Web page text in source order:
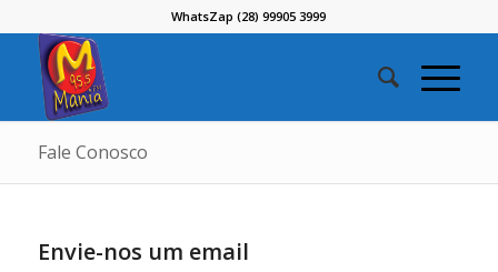
WhatsZap (28) 99905 3999
Fale Conosco
Envie-nos um email